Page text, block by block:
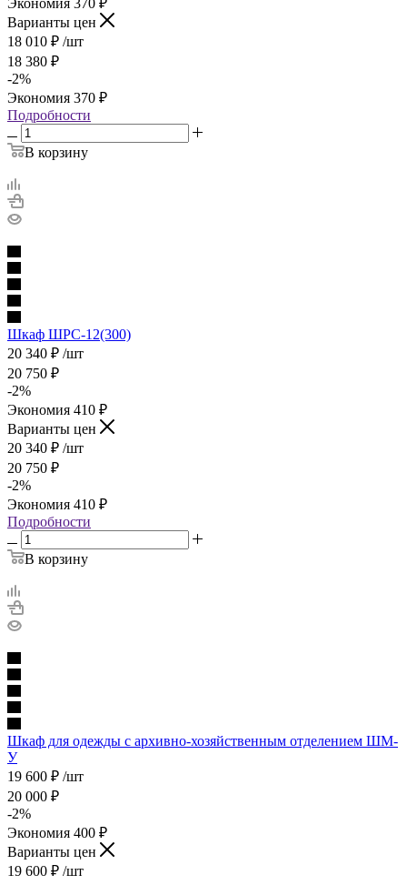
Варианты цен
18 010 ₽ /шт
18 380 ₽
-2%
Экономия 370 ₽
Подробности
В корзину
Шкаф ШРС-12(300)
20 340 ₽ /шт
20 750 ₽
-2%
Экономия 410 ₽
Варианты цен
20 340 ₽ /шт
20 750 ₽
-2%
Экономия 410 ₽
Подробности
В корзину
Шкаф для одежды с архивно-хозяйственным отделением ШМ-
У
19 600 ₽ /шт
20 000 ₽
-2%
Экономия 400 ₽
Варианты цен
19 600 ₽ /шт